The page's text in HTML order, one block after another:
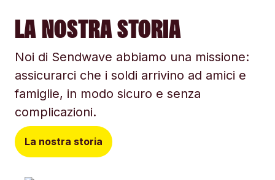
LA NOSTRA STORIA
Noi di Sendwave abbiamo una missione:
assicurarci che i soldi arrivino ad amici e
famiglie, in modo sicuro e senza
complicazioni.
La nostra storia